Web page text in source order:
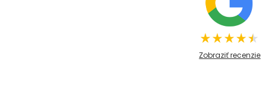
Zobraziť recenzie